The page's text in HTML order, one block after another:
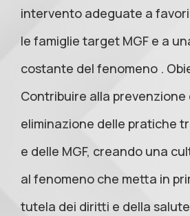
intervento adeguate a
le famiglie target MGF e a
costante del fenomeno .
Contribuire alla prevenzione
eliminazione delle pratiche
e delle MGF, creando una
al fenomeno che metta in
tutela dei diritti e della